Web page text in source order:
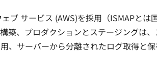
ブ サービス (AWS)を採用（ISMAPと
築、プロダクションとステージングは
、サーバーから分離されたログ取得と